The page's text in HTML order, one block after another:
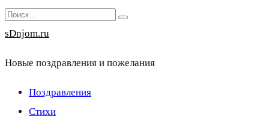
Перейти
к
Search
for:
sDnjom.ru
Новые поздравления и пожелания
Поздравления
Стихи